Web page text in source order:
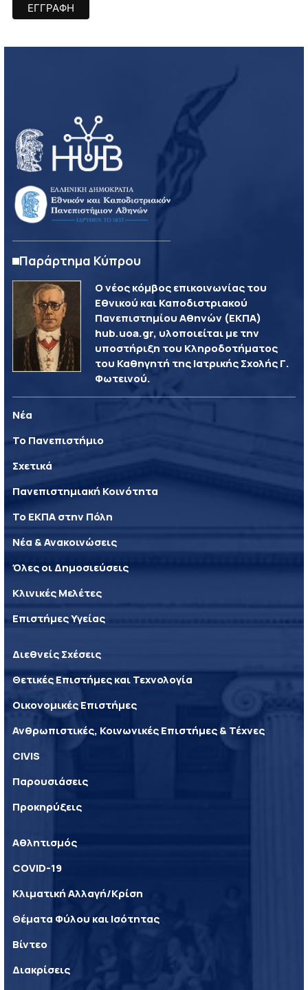
Παράρτημα Κύπρου
Ο νέος κόμβος επικοινωνίας του
Εθνικού και Καποδιστριακού
Πανεπιστημίου Αθηνών (ΕΚΠΑ)
hub.uoa.gr, υλοποιείται με την
υποστήριξη του Κληροδοτήματος
του Καθηγητή της Ιατρικής Σχολής Γ.
Φωτεινού.
Νέα
Το Πανεπιστήμιο
Σχετικά
Πανεπιστημιακή Κοινότητα
Το ΕΚΠΑ στην Πόλη
Νέα & Ανακοινώσεις
Όλες οι Δημοσιεύσεις
Κλινικές Μελέτες
Επιστήμες Υγείας
Διεθνείς Σχέσεις
Θετικές Επιστήμες και Τεχνολογία
Οικονομικές Επιστήμες
Ανθρωπιστικές, Κοινωνικές Επιστήμες & Τέχνες
CIVIS
Παρουσιάσεις
Προκηρύξεις
Αθλητισμός
COVID-19
Κλιματική Αλλαγή/Κρίση
Θέματα Φύλου και Ισότητας
Βίντεο
Διακρίσεις